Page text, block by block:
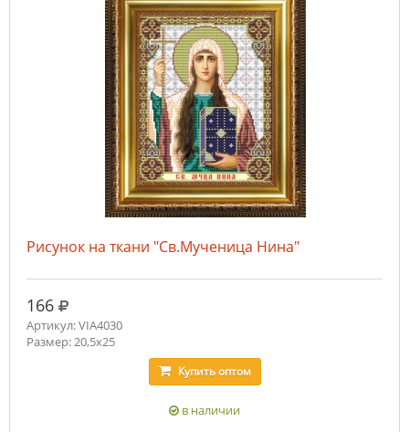
Рисунок на ткани "Св.Мученица Нина"
166 руб.
Артикул: VIA4030
Размер: 20,5х25
Купитьоптом
в наличии